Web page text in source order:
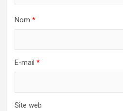
Nom *
E-mail *
Site web